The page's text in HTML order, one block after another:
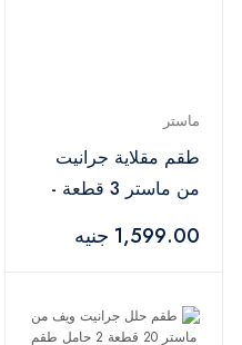
ماستر
طقم مقلاية جرانيت
من ماستر 3 قطعة -
1,599.00 جنيه